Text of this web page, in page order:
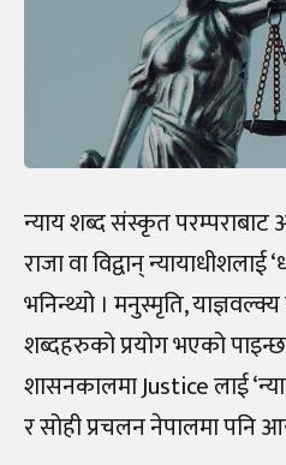
न्याय शब्द संस्कृत परम्पराबाट
राजा वा विद्वान् न्यायाधीशलाई
भनिन्थ्यो । मनुस्मृति,
शब्दहरुको प्रयोग भएको
शासनकालमा Justice लाई
र सोही प्रचलन नेपालमा पनि